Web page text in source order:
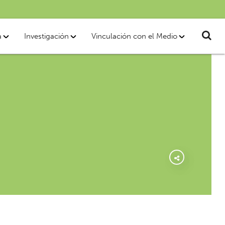
Investigación Vinculación con el Medio